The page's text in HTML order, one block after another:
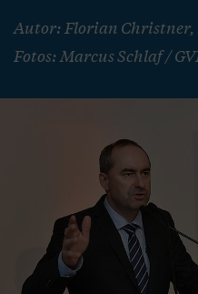
Autor: Florian Christner,
Fotos: Marcus Schlaf /